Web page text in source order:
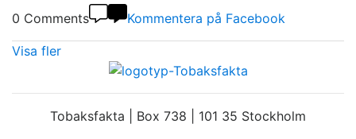
0 Comments Kommentera på Facebook
Visa fler
Tobaksfakta | Box 738 | 101 35 Stockholm